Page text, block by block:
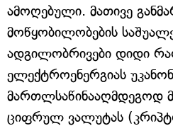
ამოღებული. მათივე
მოწყობილობების
ადგილობრივები დიდი
ელექტროენერგიას
მართლსაწინააღმდეგოდ
ციფრულ ვალუტას